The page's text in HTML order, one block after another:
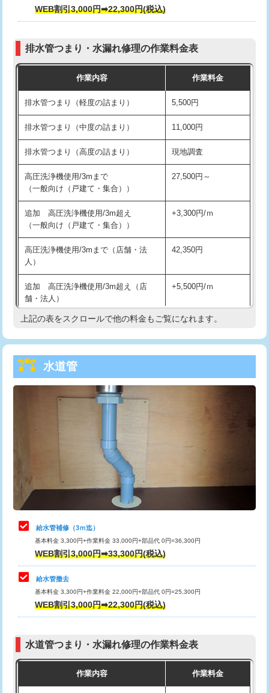
モルタル補修（厚さ10㎝超え）
追加人工 16,500円
現場見積
※給水管工事は20mmまでの価格です。
交換・取付(排水栓・排水トラップ
交換・取付（その他部品） 11,000円+材料費
持込商品取付（単水栓） 13,200円
持込商品取付（混合水栓） 16,500円
持込商品取付（浄水器・分岐水栓） 16,500円
給水管工事※（ホール加工) 16,500円
給水管工事※（バンド止め) 3,300円
給水管工事※（支持金具設置)
給水管工事※（保温材使用（バンド止
め込み）)
5,500円
給水管工事※（土の掘削・埋め戻し作
業)
11,000円
給水管工事※（塩ビ管（VP・HI）使
用/3ｍまで)
33,000円
給水管工事※（塩ビ管（VP・HI）使
+8,800円
給水管工事※（ライニング鋼管・銅
管・ポリ管・HT管使用/3ｍまで)
給水管工事※（ライニング鋼管・銅
管・ポリ管・HT管使用/3ｍ超え)
排水管工事（土の掘削・埋め戻し作
11,000円~
排水管工事（排水管工事/3ｍまで） 55,000円
排水管工事（追加 排水管工事/3ｍ超
マス交換（土の掘削・埋め戻し作業）
マス交換（深さ50㎝未満）
マス交換（深さ50㎝以上）
コンクリート斫り（厚さ10㎝まで）
モルタル補修（厚さ10㎝超え） 38,500円
WEB割引3,000円➡22,300円(税込)
排水管つまり・水漏れ修理の作業料金表
作業内容 作業料金
排水管つまり（軽度の詰まり） 5,500円
排水管つまり（中度の詰まり） 11,000円
排水管つまり（高度の詰まり） 現地調査
高圧洗浄機使用/3mまで
（一般向け（戸建て・集合））
27,500円～
追加 高圧洗浄機使用/3m超え
（一般向け（戸建て・集合））
+3,300円/ｍ
高圧洗浄機使用/3mまで（店舗・法
人）
42,350円
追加 高圧洗浄機使用/3m超え（店
舗・法人）
+5,500円/ｍ
高度高圧洗浄換 現地調査
トーラー機使用/3mまで
追加トーラー機使用/3m超え
33,000円
8,800円
止水・漏水調査・防水処理・清掃・修
理・調整・分解・加工など（軽作業）
11,000円
止水・漏水調査・防水処理・清掃・修
理・調整・分解・加工など（中作業）
止水・漏水調査・防水処理・清掃・修
理・調整・分解・加工など（重作業）
33,000円
その他部品の脱着
交換・取付（タンク）
式）)
式・ワンホール）)
上記の表をスクロールで他の料金もご覧になれます。
水道管
給水管補修（3ｍ迄）
基本料金 3,300円+作業料金 33,000円+部品代 0円=36,300円
WEB割引3,000円➡33,300円(税込)
給水管撤去
基本料金 3,300円+作業料金 22,000円+部品代 0円=25,300円
WEB割引3,000円➡22,300円(税込)
水道管つまり・水漏れ修理の作業料金表
作業内容 作業料金